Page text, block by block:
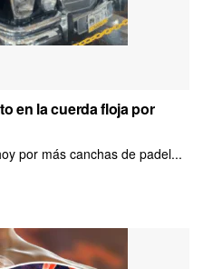
en la cuerda floja por
por más canchas de padel...